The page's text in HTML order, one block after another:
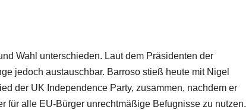
Wahl unterschieden. Laut dem Präsidenten der
jedoch austauschbar. Barroso stieß heute mit Nigel
der UK Independence Party, zusammen, nachdem er
für alle EU-Bürger unrechtmäßige Befugnisse zu nutzen.